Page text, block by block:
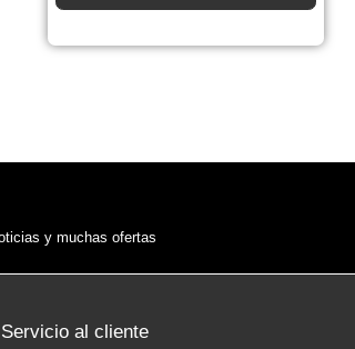
y muchas ofertas
Servicio al cliente